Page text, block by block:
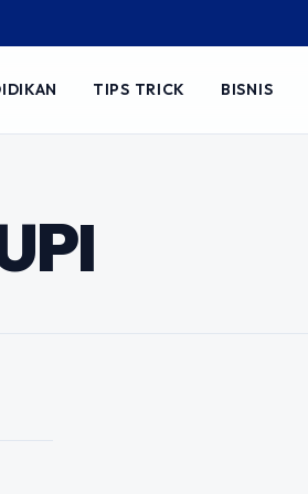
TIPS TRICK BISNIS
Menangkan
Strategi
pendidikan di Universitas